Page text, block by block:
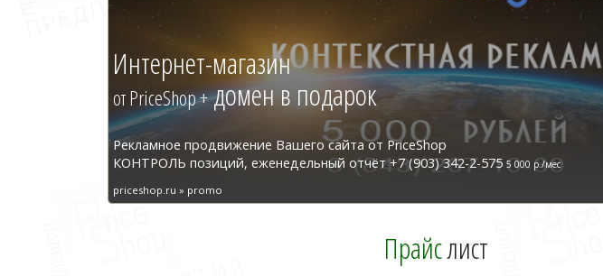
Интернет-магазин
от PriceShop +домен в подарок
Рекламное продвижение Вашего сайта от PriceShop
КОНТРОЛЬ позиций, еженедельный отчёт +7 (903) 342-2-575 5 000 р./мес
priceshop.ru » promo
Прайслист